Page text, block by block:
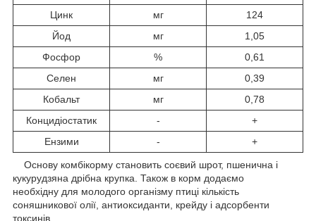
Цинк
мг
124
Йод
мг
1,05
Фосфор
%
0,61
Селен
мг
0,39
Кобальт
мг
0,78
Концидіостатик
-
+
Ензими
- +
Основу комбікорму становить соєвий шрот, пшенична і
кукурудзяна дрібна крупка. Також в корм додаємо
необхідну для молодого організму птиці кількість
соняшникової олії, антиоксиданти, крейду і адсорбенти
токсинів.